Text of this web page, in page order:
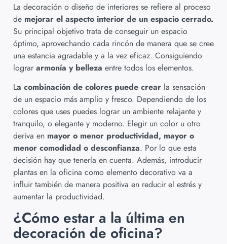
La decoración o diseño de interiores se refiere al proceso
de mejorar el aspecto interior de un espacio cerrado.
Su principal objetivo trata de conseguir un espacio
óptimo, aprovechando cada rincón de manera que se cree
una estancia agradable y a la vez eficaz. Consiguiendo
lograr armonía y belleza entre todos los elementos.
La combinación de colores puede crear la sensación
de un espacio más amplio y fresco. Dependiendo de los
colores que uses puedes lograr un ambiente relajante y
tranquilo, o elegante y moderno. Elegir un color u otro
deriva en mayor o menor productividad, mayor o
menor comodidad o desconfianza. Por lo que esta
decisión hay que tenerla en cuenta. Además, introducir
plantas en la oficina como elemento decorativo va a
influir también de manera positiva en reducir el estrés y
aumentar la productividad.
¿Cómo estar a la última en
decoración de oficina?